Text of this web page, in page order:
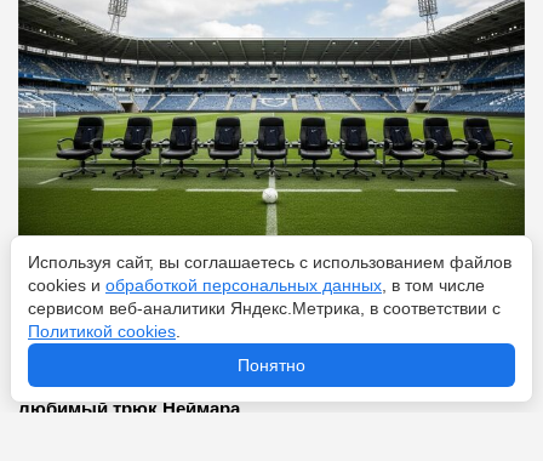
Перейти 8 августа 2026
Что значит фол в футболе: объясняем на пальцах
любимый трюк Неймара
Используя сайт, вы соглашаетесь с использованием файлов
cookies и обработкой персональных данных , в том числе
сервисом веб-аналитики Яндекс.Метрика, в соответствии с
Политикой cookies
Понятно